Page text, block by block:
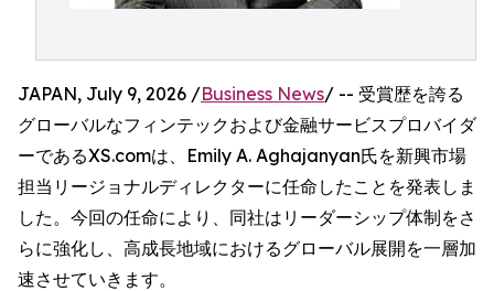
JAPAN, July 9, 2026 /Business News/ -- 受賞歴を誇る
グローバルなフィンテックおよび金融サービスプロバイダ
ーであるXS.comは、Emily A. Aghajanyan氏を新興市場
担当リージョナルディレクターに任命したことを発表しま
した。今回の任命により、同社はリーダーシップ体制をさ
らに強化し、高成長地域におけるグローバル展開を一層加
速させていきます。